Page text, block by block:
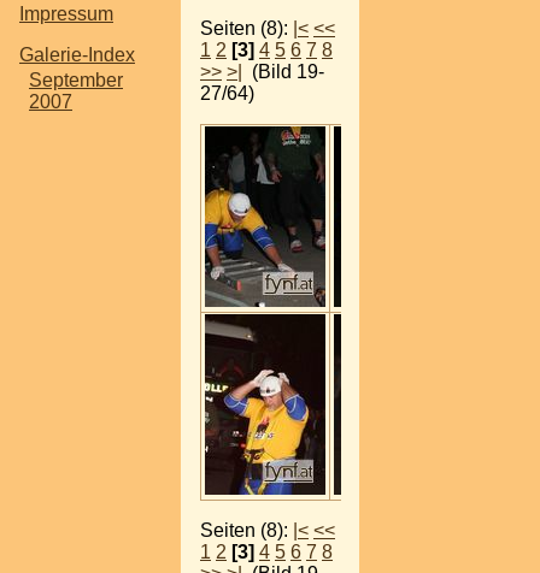
Impressum
Galerie-Index
September
2007
Seiten (8): |< <<
1 2 [3] 4 5 6 7 8
>> >|
(Bild 19-
27/64)
Seiten (8): |< <<
1 2 [3] 4 5 6 7 8